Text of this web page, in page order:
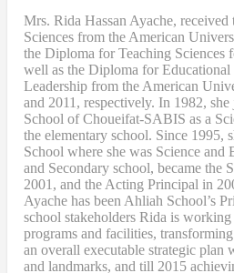
Mrs. Rida Hassan Ayache,
Sciences from the American
the Diploma for Teaching Sciences
well as the Diploma for Educational
Leadership from the American
and 2011, respectively. In 1982,
School of Choueifat-SABIS as a
the elementary school. Since 1995,
School where she was Science
and Secondary school, became the
2001, and the Acting Principal in
Ayache has been Ahliah School’s
school stakeholders Rida is
programs and facilities,
an overall executable strategic plan
and landmarks, and till 2015